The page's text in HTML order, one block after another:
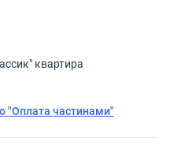
квартира
"Оплата частинами"